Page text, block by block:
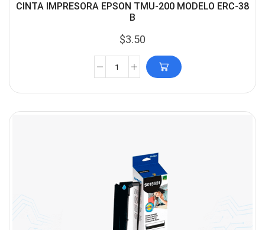
CINTA IMPRESORA EPSON TMU-200 MODELO ERC-38
B
$3.50